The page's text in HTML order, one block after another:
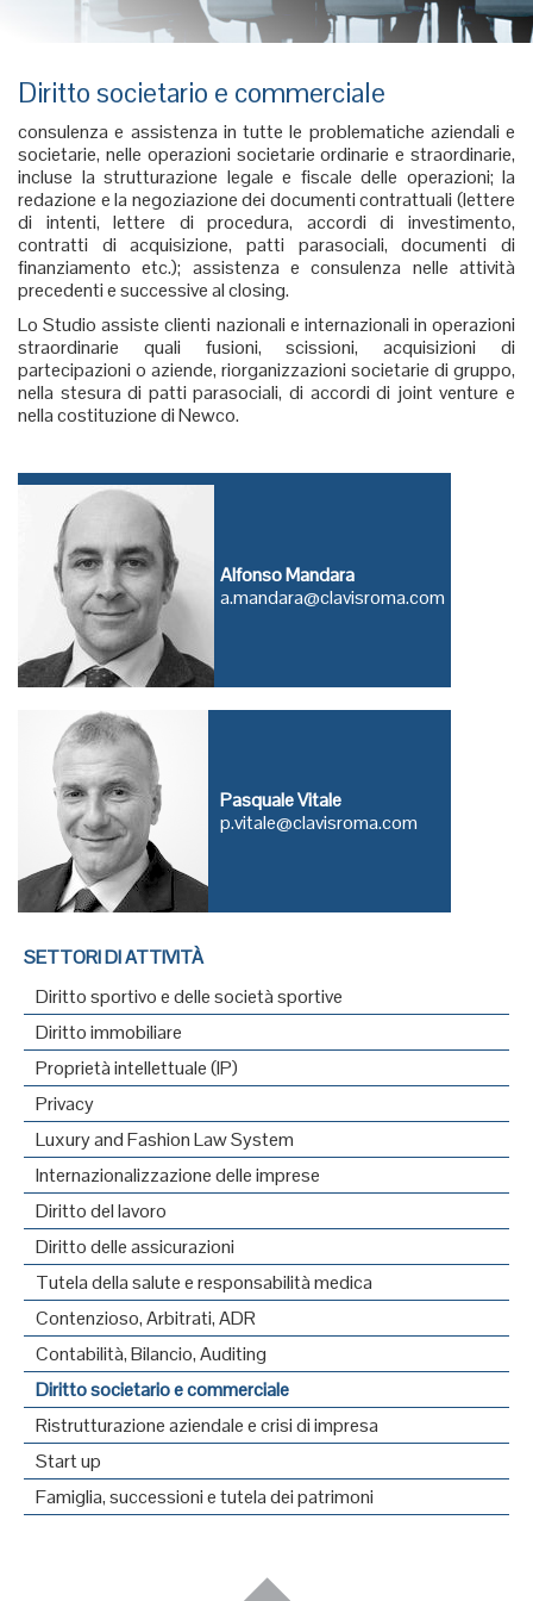
Diritto societario e commerciale
consulenza e assistenza in tutte le problematiche aziendali e
societarie, nelle operazioni societarie ordinarie e straordinarie,
incluse la strutturazione legale e fiscale delle operazioni; la
redazione e la negoziazione dei documenti contrattuali (lettere
di intenti, lettere di procedura, accordi di investimento,
contratti di acquisizione, patti parasociali, documenti di
finanziamento etc.); assistenza e consulenza nelle attività
precedenti e successive al closing.
Lo Studio assiste clienti nazionali e internazionali in operazioni
straordinarie quali fusioni, scissioni, acquisizioni di
partecipazioni o aziende, riorganizzazioni societarie di gruppo,
nella stesura di patti parasociali, di accordi di joint venture e
nella costituzione di Newco.
Alfonso Mandara
a.mandara@clavisroma.com
Pasquale Vitale
p.vitale@clavisroma.com
SETTORI DI ATTIVITÀ
Diritto sportivo e delle società sportive
Diritto immobiliare
Proprietà intellettuale (IP)
Privacy
Luxury and Fashion Law System
Internazionalizzazione delle imprese
Diritto del lavoro
Diritto delle assicurazioni
Tutela della salute e responsabilità medica
Contenzioso, Arbitrati, ADR
Contabilità, Bilancio, Auditing
Diritto societario e commerciale
Ristrutturazione aziendale e crisi di impresa
Start up
Famiglia, successioni e tutela dei patrimoni